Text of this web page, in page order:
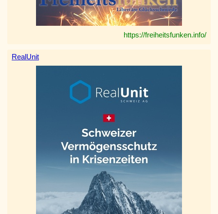
https://freiheitsfunken.info/
RealUnit